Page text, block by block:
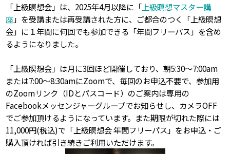
「上級瞑想会」は、2025年4月以降に「 上級瞑想マスター講
座」を受講または再受講された方に、ご都合のつく「上級瞑想
会」に１年間に何回でも参加できる「年間フリーパス」を含め
るようになりました。
「上級瞑想会」は月に3回ほど開催しており、朝5:30～7:00am
または7:00～8:30amにZoomで、毎回のお申込不要で、参加用
のZoomリンク（IDとパスコード）のご案内は専用の
Facebookメッセンジャーグループでお知らせし、カメラOFF
でご参加頂けるようになっています。また期限が切れた際には
11,000円(税込)で「上級瞑想会 年間フリーパス」をお申込・ご
購入頂ければ引き続きご利用いただけます。